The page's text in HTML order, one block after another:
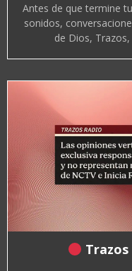
Antes de que termine
sonidos,
de Dios,
Trazos